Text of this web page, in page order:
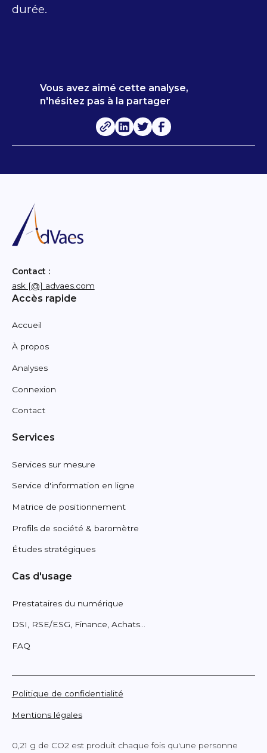
durée.
Vous avez aimé cette analyse,
n'hésitez pas à la partager
Contact :
ask [@] advaes.com
Accès rapide
Accueil
À propos
Analyses
Connexion
Contact
Services
Services sur mesure
Service d'information en ligne
Matrice de positionnement
Profils de société & baromètre
Études stratégiques
Cas d'usage
Prestataires du numérique
DSI, RSE/ESG, Finance, Achats...
FAQ
0,21 g de CO2 est produit chaque fois qu'une personne
Politique de confidentialité
Mentions légales